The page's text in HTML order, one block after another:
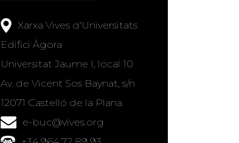
Xarxa Vives d'Universitats
Edifici Àgora
Universitat Jaume I, local 10
Av. de Vicent Sos Baynat, s/n
12071 Castelló de la Plana
e-buc@vives.org